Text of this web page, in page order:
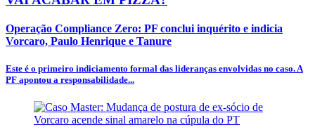
Operação Compliance Zero: PF conclui inquérito e indicia
Vorcaro, Paulo Henrique e Tanure
Este é o primeiro indiciamento formal das lideranças envolvidas no caso. A
PF apontou a responsabilidade...